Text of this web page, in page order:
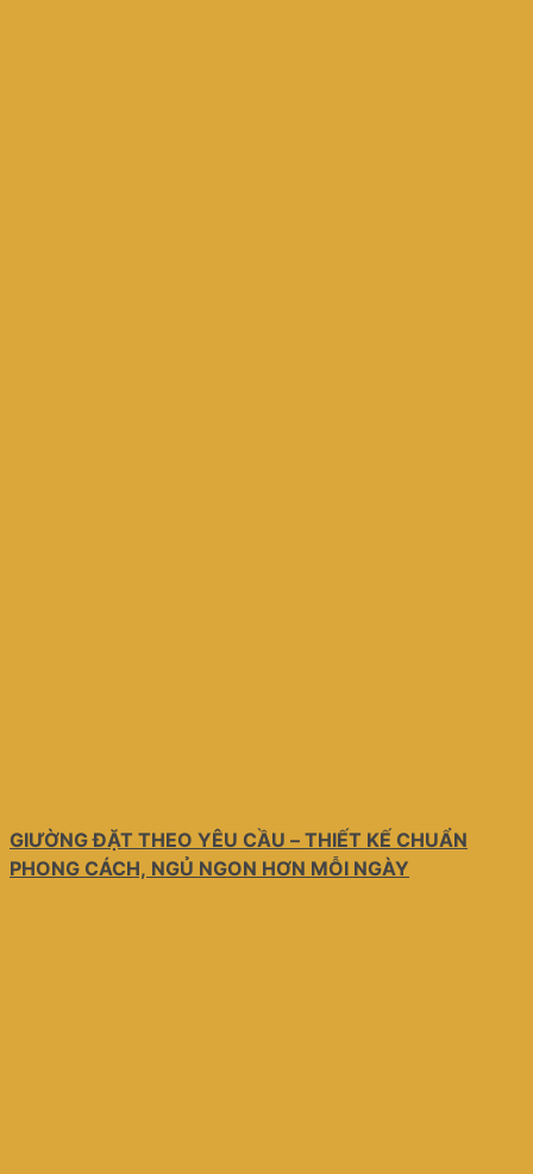
GIƯỜNG ĐẶT THEO YÊU CẦU – THIẾT KẾ CHUẨN
PHONG CÁCH, NGỦ NGON HƠN MỖI NGÀY